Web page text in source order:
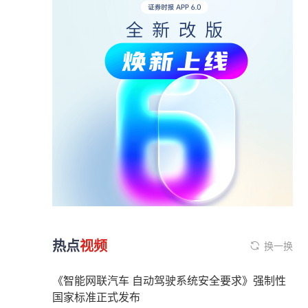
热点视频 换一换
《智能网联汽车 自动驾驶系统安全要求》强制性
国家标准正式发布